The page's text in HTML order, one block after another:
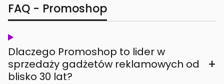
FAQ - Promoshop
Dlaczego Promoshop to lider w
sprzedaży gadżetów reklamowych od
blisko 30 lat?
+